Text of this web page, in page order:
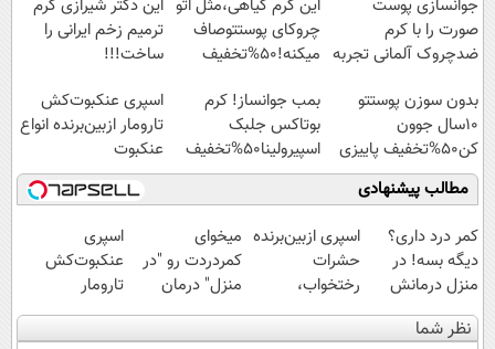
جوانسازی پوست
صورت را با کرم
ضدچروک آلمانی تجربه
این کرم گیاهی،مثل اتو
چروکای پوستتوصاف
میکنه!50%تخفیف
این دکتر شیرازی کرم
ترمیم زخم ایرانی را
ساخت!!!
بدون سوزن پوستتو
10سال جوون
کن50%تخفیف پاییزی
بمب جوانساز! کرم
بوتاکس جلبک
اسپیرولینا50%تخفیف
اسپری عنکبوت‌‌کش
تارومار ازبین‌برنده انواع
عنکبوت
مطالب پیشنهادی
کمر درد داری؟
دیگه بسه! در
منزل درمانش
کن
(◀پرسش‌نامه)
اسپری ازبین‌برنده
حشرات
رختخواب،
مناسب برای
مقابله با انواع
میخوای
کمردردت رو "در
منزل" درمان
کنی؟ (◂فیلم +
◂پرسش‌نامه)
اسپری
عنکبوت‌‌کش
تارومار
ازبین‌برنده انواع
عنکبوت
نظر شما